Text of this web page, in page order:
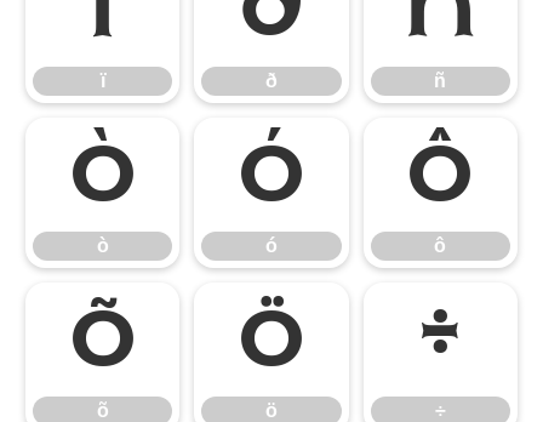
ï ð ñ
ò
ò
ó
ó
ô
ô
õ
õ
ö
ö
÷
÷